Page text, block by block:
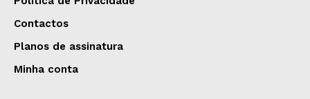
Contactos
Planos de assinatura
Minha conta